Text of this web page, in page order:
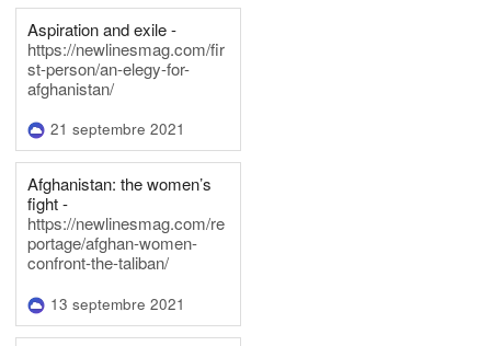
Aspiration and exile -
https://newlinesmag.com/fir
st-person/an-elegy-for-
afghanistan/
21 septembre 2021
Afghanistan: the women’s
fight -
https://newlinesmag.com/re
portage/afghan-women-
confront-the-taliban/
13 septembre 2021